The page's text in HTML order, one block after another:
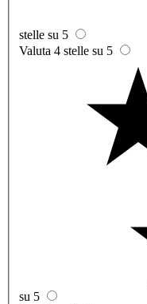
stelle su 5
Valuta 4 stelle su 5
su 5